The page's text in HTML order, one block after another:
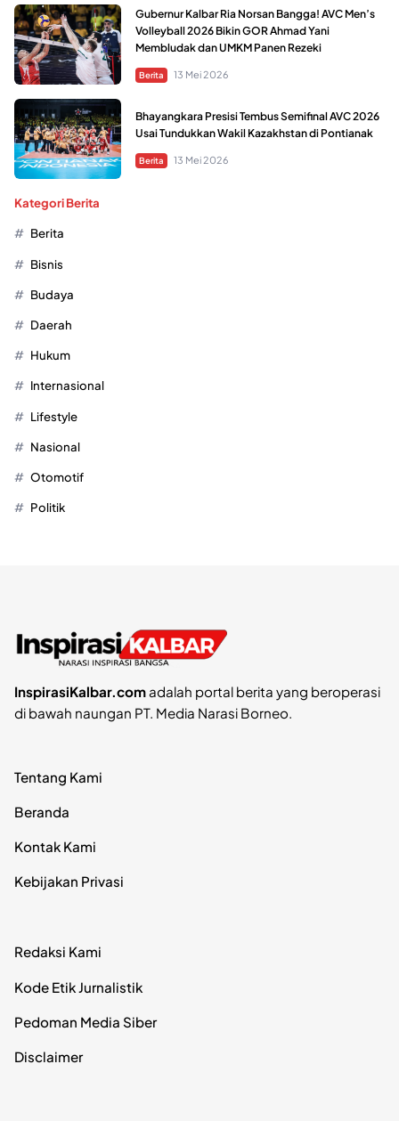
Gubernur Kalbar Ria Norsan Bangga! AVC Men’s
Volleyball 2026 Bikin GOR Ahmad Yani
Membludak dan UMKM Panen Rezeki
Berita 13 Mei 2026
Bhayangkara Presisi Tembus Semifinal AVC 2026
Usai Tundukkan Wakil Kazakhstan di Pontianak
Berita 13 Mei 2026
Kategori Berita
Berita
Bisnis
Budaya
Daerah
Hukum
Internasional
Lifestyle
Nasional
Otomotif
Politik
InspirasiKalbar.comadalah portal berita yang beroperasi
di bawah naungan PT. Media Narasi Borneo.
Tentang Kami
Beranda
Kontak Kami
Kebijakan Privasi
Redaksi Kami
Kode Etik Jurnalistik
Pedoman Media Siber
Disclaimer